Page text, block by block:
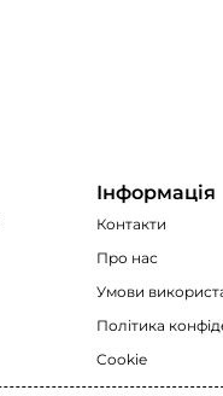
Інформація
Контакти
Про нас
Умови
Політика
Cookie